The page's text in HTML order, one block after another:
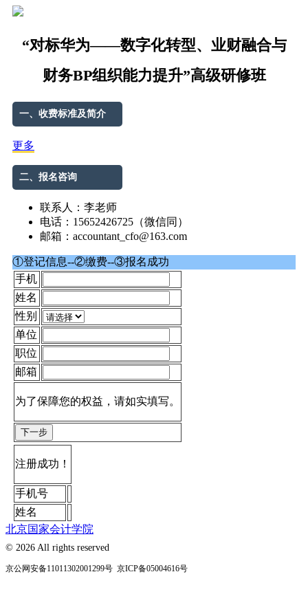
“对标华为——数字化转型、业财融合与
财务BP组织能力提升”高级研修班
一、收费标准及简介
更多
二、报名咨询
联系人：李老师
电话：15652426725（微信同）
邮箱：accountant_cfo@163.com
①登记信息--②缴费--③报名成功
手机
姓名
性别
单位
职位
邮箱
为了保障您的权益，请如实填写。
下一步
注册成功！
手机号
姓名
北京国家会计学院
© 2026 All rights ​reserved
京公网安备11011302001299号 京ICP备05004616号